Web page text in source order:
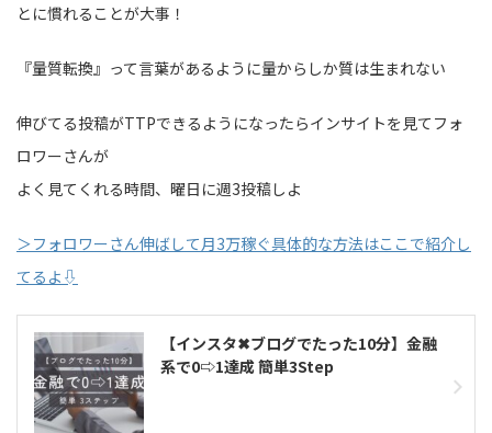
とに慣れることが大事！
『量質転換』って言葉があるように量からしか質は生まれない
伸びてる投稿がTTPできるようになったらインサイトを見てフォ
ロワーさんが
よく見てくれる時間、曜日に週3投稿しよ
＞フォロワーさん伸ばして月3万稼ぐ具体的な方法はここで紹介し
てるよ⇩
【インスタ✖︎ブログでたった10分】金融
系で0⇨1達成 簡単3Step